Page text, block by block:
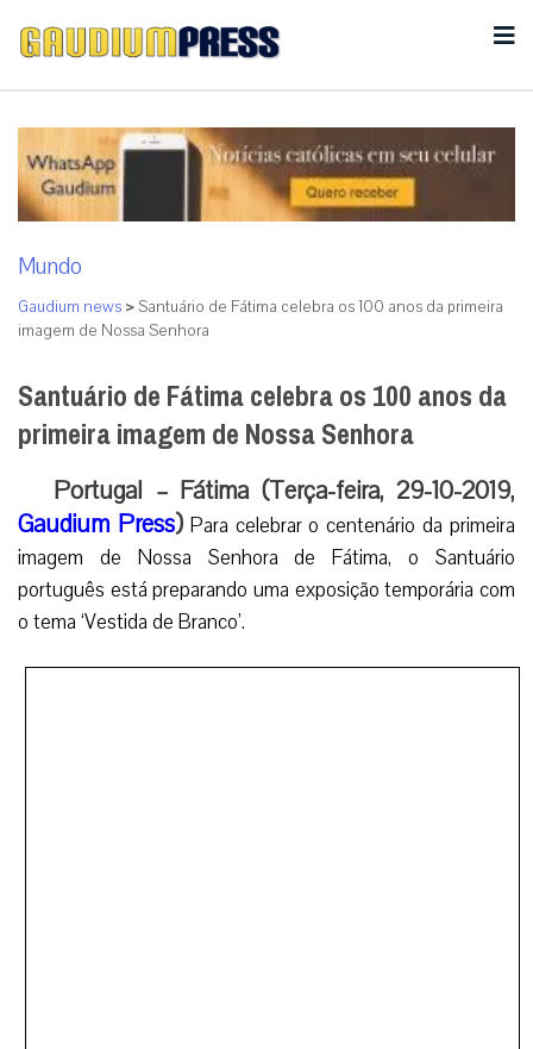
Mundo
Gaudium news >Santuário de Fátima celebra os 100 anos da primeira
imagem de Nossa Senhora
Santuário de Fátima celebra os 100 anos da
primeira imagem de Nossa Senhora
Portugal – Fátima (Terça-feira, 29-10-2019,
Gaudium Press)Para celebrar o centenário da primeira
imagem de Nossa Senhora de Fátima, o Santuário
português está preparando uma exposição temporária com
o tema ‘Vestida de Branco’.